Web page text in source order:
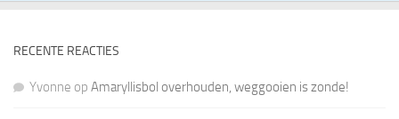
RECENTE REACTIES
Yvonne op Amaryllisbol overhouden, weggooien is zonde!